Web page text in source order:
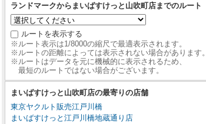
ランドマークからまいばすけっと山吹町店までのルート
ルートを表示する
※ルート表示は1/8000の縮尺で最適表示されます。
※ルートの距離によっては表示されない場合があります。
※ルートはデータを元に機械的に表示されるため、
最短のルートではない場合がございます。
まいばすけっと山吹町店の最寄りの店舗
東京ヤクルト販売江戸川橋
まいばすけっと江戸川橋地蔵通り店